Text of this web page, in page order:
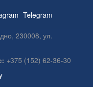
Telegram
230008, ул.
+375 (152) 62-36-30